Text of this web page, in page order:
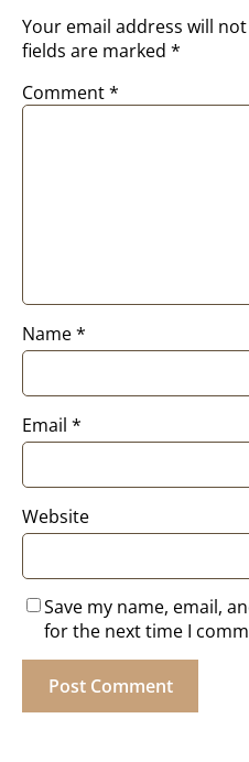
Your email address will
fields are marked *
Comment*
Name*
Email *
Website
Save my name, email,
for the next time I